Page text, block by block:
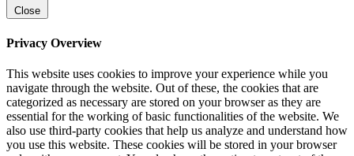
Close
Privacy Overview
This website uses cookies to improve your experience while you
navigate through the website. Out of these, the cookies that are
categorized as necessary are stored on your browser as they are
essential for the working of basic functionalities of the website. We
also use third-party cookies that help us analyze and understand how
you use this website. These cookies will be stored in your browser